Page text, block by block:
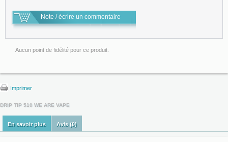
Note / écrire un commentaire
Aucun point de fidélité pour ce produit.
Imprimer
DRIP TIP 510 WE ARE VAPE
En savoir plus Avis (0)